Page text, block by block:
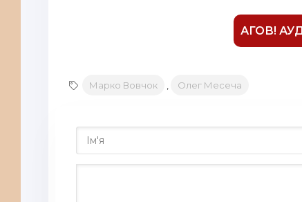
15
17
18
АГОВ!
Марко Вовчок Олег Месеча